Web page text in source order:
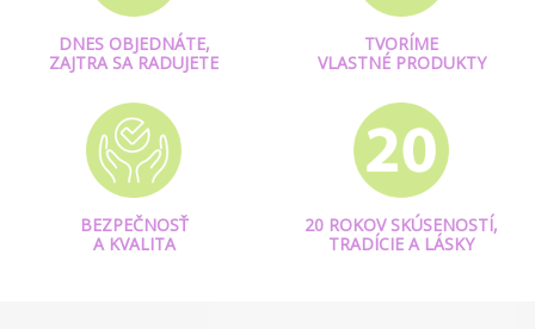
DNES OBJEDNÁTE,
ZAJTRA SA RADUJETE
TVORÍME
VLASTNÉ PRODUKTY
BEZPEČNOSŤ
A KVALITA
20 ROKOV SKÚSENOSTÍ,
TRADÍCIE A LÁSKY